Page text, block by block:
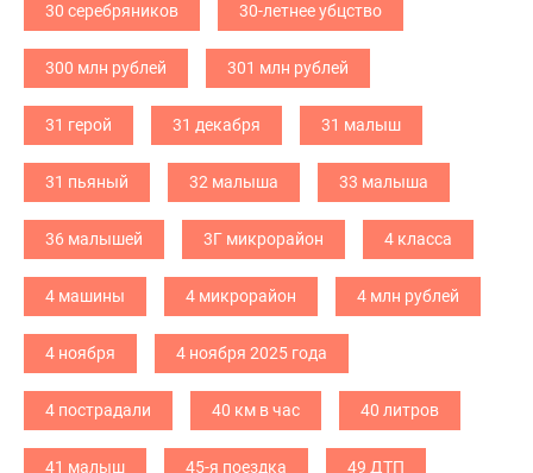
30 серебряников 30-летнее убцство
300 млн рублей 301 млн рублей
31 герой 31 декабря 31 малыш
31 пьяный 32 малыша 33 малыша
36 малышей 3Г микрорайон 4 класса
4 машины 4 микрорайон 4 млн рублей
4 ноября 4 ноября 2025 года
4 пострадали 40 км в час 40 литров
41 малыш 45-я поездка 49 ДТП